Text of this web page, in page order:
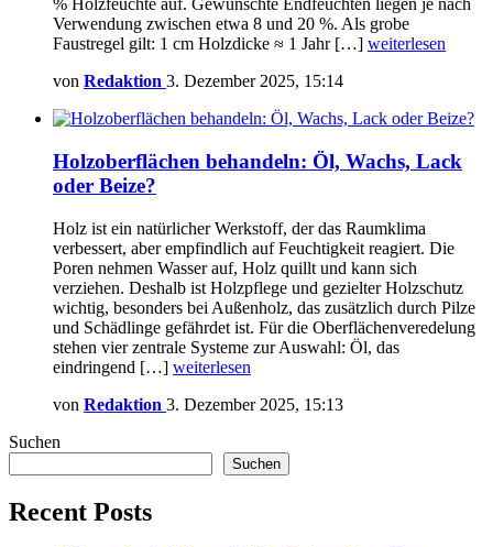
% Holzfeuchte auf. Gewünschte Endfeuchten liegen je nach
Verwendung zwischen etwa 8 und 20 %. Als grobe
Faustregel gilt: 1 cm Holzdicke ≈ 1 Jahr […] weiterlesen
von Redaktion 3. Dezember 2025, 15:14
Holzoberflächen behandeln: Öl, Wachs, Lack
oder Beize?
Holz ist ein natürlicher Werkstoff, der das Raumklima
verbessert, aber empfindlich auf Feuchtigkeit reagiert. Die
Poren nehmen Wasser auf, Holz quillt und kann sich
verziehen. Deshalb ist Holzpflege und gezielter Holzschutz
wichtig, besonders bei Außenholz, das zusätzlich durch Pilze
und Schädlinge gefährdet ist. Für die Oberflächenveredelung
stehen vier zentrale Systeme zur Auswahl: Öl, das
eindringend […] weiterlesen
von Redaktion 3. Dezember 2025, 15:13
Suchen
Suchen
Recent Posts